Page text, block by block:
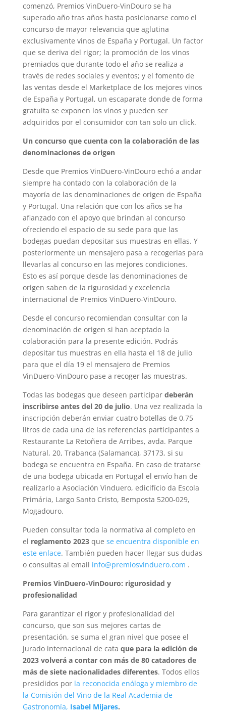
comenzó, Premios VinDuero-VinDouro se ha
superado año tras años hasta posicionarse como el
concurso de mayor relevancia que aglutina
exclusivamente vinos de España y Portugal. Un factor
que se deriva del rigor; la promoción de los vinos
premiados que durante todo el año se realiza a
través de redes sociales y eventos; y el fomento de
las ventas desde el Marketplace de los mejores vinos
de España y Portugal, un escaparate donde de forma
gratuita se exponen los vinos y pueden ser
adquiridos por el consumidor con tan solo un click.
Un concurso que cuenta con la colaboración de las
denominaciones de origen
Desde que Premios VinDuero-VinDouro echó a andar
siempre ha contado con la colaboración de la
mayoría de las denominaciones de origen de España
y Portugal. Una relación que con los años se ha
afianzado con el apoyo que brindan al concurso
ofreciendo el espacio de su sede para que las
bodegas puedan depositar sus muestras en ellas. Y
posteriormente un mensajero pasa a recogerlas para
llevarlas al concurso en las mejores condiciones.
Esto es así porque desde las denominaciones de
origen saben de la rigurosidad y excelencia
internacional de Premios VinDuero-VinDouro.
Desde el concurso recomiendan consultar con la
denominación de origen si han aceptado la
colaboración para la presente edición. Podrás
depositar tus muestras en ella hasta el 18 de julio
para que el día 19 el mensajero de Premios
VinDuero-VinDouro pase a recoger las muestras.
Todas las bodegas que deseen participar deberán
inscribirse antes del 20 de julio. Una vez realizada la
inscripción deberán enviar cuatro botellas de 0,75
litros de cada una de las referencias participantes a
Restaurante La Retoñera de Arribes, avda. Parque
Natural, 20, Trabanca (Salamanca), 37173, si su
bodega se encuentra en España. En caso de tratarse
de una bodega ubicada en Portugal el envío han de
realizarlo a Asociación Vinduero, edicifício da Escola
Primária, Largo Santo Cristo, Bemposta 5200-029,
Mogadouro.
Pueden consultar toda la normativa al completo en
el reglamento 2023que se encuentra disponible en
este enlace. También pueden hacer llegar sus dudas
o consultas al email info@premiosvinduero.com .
Premios VinDuero-VinDouro: rigurosidad y
profesionalidad
Para garantizar el rigor y profesionalidad del
concurso, que son sus mejores cartas de
presentación, se suma el gran nivel que posee el
jurado internacional de cata que para la edición de
2023 volverá a contar con más de 80 catadores de
más de siete nacionalidades diferentes. Todos ellos
presididos por la reconocida enóloga y miembro de
la Comisión del Vino de la Real Academia de
Gastronomía, Isabel Mijares.